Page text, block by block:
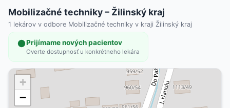
Mobilizačné techniky – Žilinský kraj
1 lekárov v odbore Mobilizačné techniky v kraji Žilinský kraj
Prijímame nových pacientov
Overte dostupnosť u konkrétneho lekára
+
−